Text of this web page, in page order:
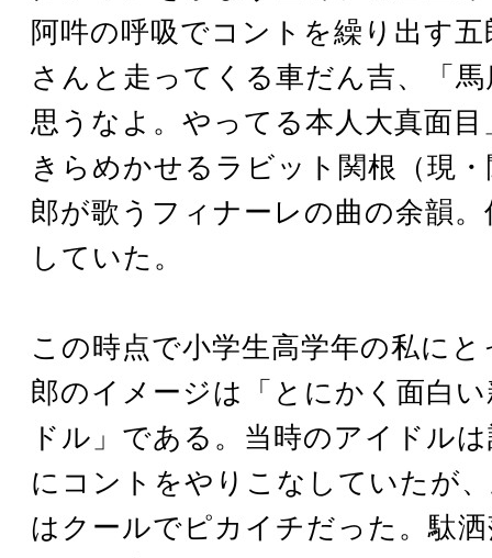
阿吽の呼吸でコントを繰り出す
さんと走ってくる車だん吉、「
思うなよ。やってる本人大真面
きらめかせるラビット関根（現
郎が歌うフィナーレの曲の余韻
していた。
この時点で小学生高学年の私に
郎のイメージは「とにかく面白
ドル」である。当時のアイドル
にコントをやりこなしていたが
はクールでピカイチだった。駄